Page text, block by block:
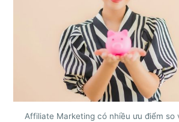
Affiliate Marketing có nhiều ưu điểm so